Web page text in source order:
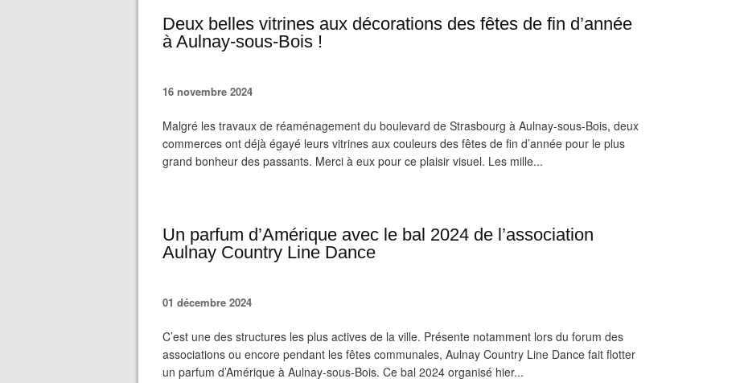
Deux belles vitrines aux décorations des fêtes de fin d’année
à Aulnay-sous-Bois !
16 novembre 2024
Malgré les travaux de réaménagement du boulevard de Strasbourg à Aulnay-sous-Bois, deux
commerces ont déjà égayé leurs vitrines aux couleurs des fêtes de fin d’année pour le plus
grand bonheur des passants. Merci à eux pour ce plaisir visuel. Les mille...
Un parfum d’Amérique avec le bal 2024 de l’association
Aulnay Country Line Dance
01 décembre 2024
C’est une des structures les plus actives de la ville. Présente notamment lors du forum des
associations ou encore pendant les fêtes communales, Aulnay Country Line Dance fait flotter
un parfum d’Amérique à Aulnay-sous-Bois. Ce bal 2024 organisé hier...